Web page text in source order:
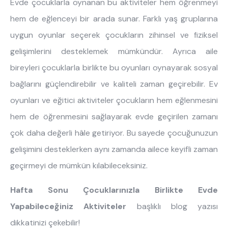
Evde çocuklarla oynanan bu aktiviteler hem öğrenmeyi
hem de eğlenceyi bir arada sunar. Farklı yaş gruplarına
uygun oyunlar seçerek çocukların zihinsel ve fiziksel
gelişimlerini desteklemek mümkündür. Ayrıca aile
bireyleri çocuklarla birlikte bu oyunları oynayarak sosyal
bağlarını güçlendirebilir ve kaliteli zaman geçirebilir. Ev
oyunları ve eğitici aktiviteler çocukların hem eğlenmesini
hem de öğrenmesini sağlayarak evde geçirilen zamanı
çok daha değerli hâle getiriyor. Bu sayede çocuğunuzun
gelişimini desteklerken aynı zamanda ailece keyifli zaman
geçirmeyi de mümkün kılabileceksiniz.
Hafta Sonu Çocuklarınızla Birlikte Evde
Yapabileceğiniz Aktiviteler başlıklı blog yazısı
dikkatinizi çekebilir!